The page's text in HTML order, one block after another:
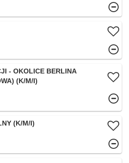
- OKOLICE BERLINA
(K/M/I)
(K/M/I)